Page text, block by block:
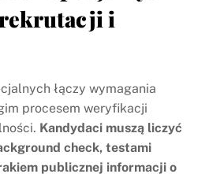
i
łączy wymagania
procesem weryfikacji
Kandydaci muszą liczyć
check, testami
publicznej informacji o